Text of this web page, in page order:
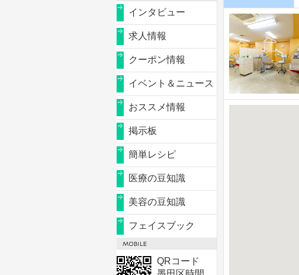
インタビュー
求人情報
クーポン情報
イベント＆ニュース
おススメ情報
掲示板
簡単レシピ
医療の豆知識
美容の豆知識
フェイスブック
QRコード